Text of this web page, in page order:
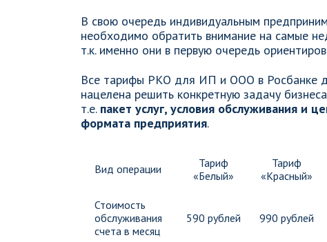
В свою очередь индивидуальным
необходимо обратить внимание на самые
т.к. именно они в первую очередь
Все тарифы РКО для ИП и ООО в Росбанке
нацелена решить конкретную задачу
т.е. пакет услуг, условия обслуживания и
формата предприятия.
Вид операции
Тариф
«Белый»
Тариф
«Красный»
Стоимость
обслуживания
счета в месяц
590 рублей 990 рублей